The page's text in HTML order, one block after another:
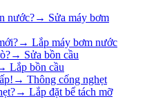
nước?→ Sửa máy bơm
→ Lắp máy bơm nước
→ Sửa bồn cầu
Lắp bồn cầu
→ Thông cống nghẹt
→ Lắp đặt bể tách mỡ